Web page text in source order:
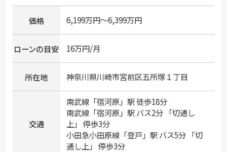
価格 6,199万円～6,399万円
ローンの目安 16万円/月
所在地 神奈川県川崎市宮前区五所塚１丁目
交通
南武線「宿河原」駅 徒歩18分
南武線「宿河原」駅 バス2分 「切通し
上」 停歩3分
小田急小田原線「登戸」駅 バス5分 「切
通し上」 停歩3分